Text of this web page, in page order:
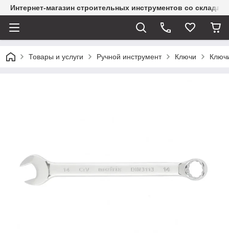
Интернет-магазин строительных инструментов со склада
Товары и услуги Ручной инструмент Ключи